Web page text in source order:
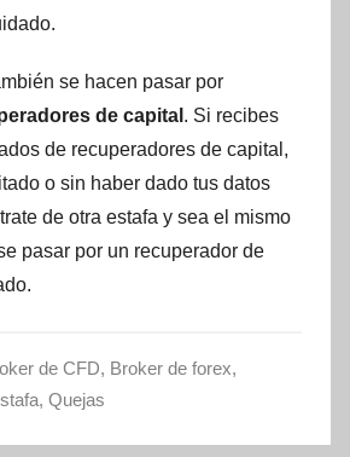
se hacen pasar por
de capital . Si recibes
de recuperadores de capital,
o sin haber dado tus datos
de otra estafa y sea el mismo
pasar por un recuperador de
de CFD, Broker de forex,
, Quejas